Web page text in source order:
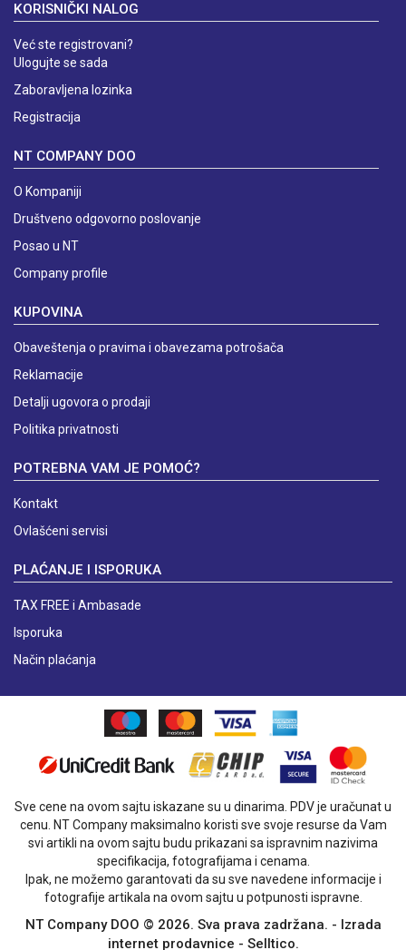
KORISNIČKI NALOG
Već ste registrovani?
Ulogujte se sada
Zaboravljena lozinka
Registracija
NT COMPANY DOO
O Kompaniji
Društveno odgovorno poslovanje
Posao u NT
Company profile
KUPOVINA
Obaveštenja o pravima i obavezama potrošača
Reklamacije
Detalji ugovora o prodaji
Politika privatnosti
POTREBNA VAM JE POMOĆ?
Kontakt
Ovlašćeni servisi
PLAĆANJE I ISPORUKA
TAX FREE i Ambasade
Isporuka
Način plaćanja
Sve cene na ovom sajtu iskazane su u dinarima. PDV je uračunat u
cenu. NT Company maksimalno koristi sve svoje resurse da Vam
svi artikli na ovom sajtu budu prikazani sa ispravnim nazivima
specifikacija, fotografijama i cenama.
Ipak, ne možemo garantovati da su sve navedene informacije i
fotografije artikala na ovom sajtu u potpunosti ispravne.
NT Company DOO © 2026. Sva prava zadržana. - Izrada
internet prodavnice - Selltico.